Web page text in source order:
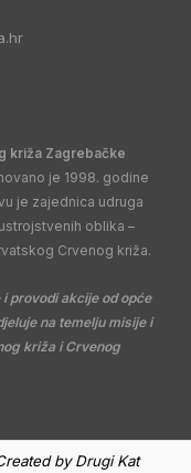
križa Zagrebačke
je 1998. godine
je zajednica udruga
oblika –
Crvenog križa.
provodi akcije od opće
na temelju misije i
križa i Crvenog
byDrugi Kat